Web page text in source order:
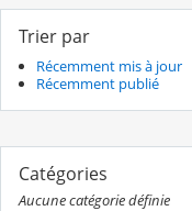
Trier par
Récemment mis à jour
Récemment publié
Catégories
Aucune catégorie définie